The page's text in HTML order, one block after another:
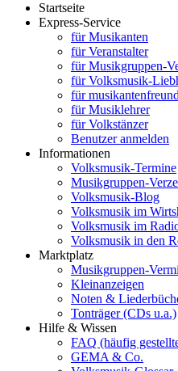
Startseite
Express-Service
für Musikanten
für Veranstalter
für Musikgruppen-
für Volksmusik-
für
für Musiklehrer
für Volkstänzer
Benutzer anmelden
Informationen
Volksmusik-Termine
Musikgruppen-
Volksmusik-Blog
Volksmusik im
Volksmusik im
Volksmusik in den
Marktplatz
Musikgruppen-
Kleinanzeigen
Noten &
Tonträger (CDs u.a.)
Hilfe & Wissen
FAQ (häufig
GEMA & Co.